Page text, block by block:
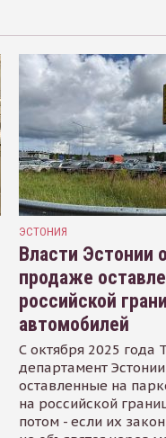
ЭСТОНИЯ
Власти Эстонии
продаже
российской
автомобилей
С октября 2025 года
департамент
оставленные на
на российской
потом - если их